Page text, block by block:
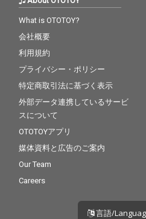
What is OTOTOY?
会社概要
利用規約
プライバシー・ポリシー
特定商取引法に基づく表示
外部データ連携しているサービ
スについて
OTOTOYアプリ
媒体資料と広告のご案内
Our Team
Careers
言語/